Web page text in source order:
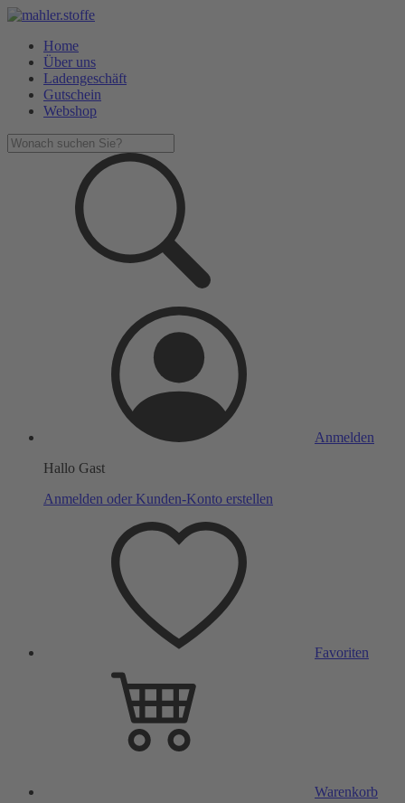
Home
Über uns
Ladengeschäft
Gutschein
Webshop
Anmelden
Hallo Gast
Anmelden oder Kunden-Konto erstellen
Favoriten
Warenkorb